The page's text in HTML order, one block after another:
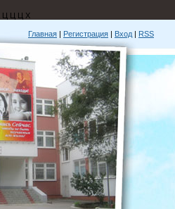
Ц Ц Ц Х
Главная | Регистрация | Вход | RSS